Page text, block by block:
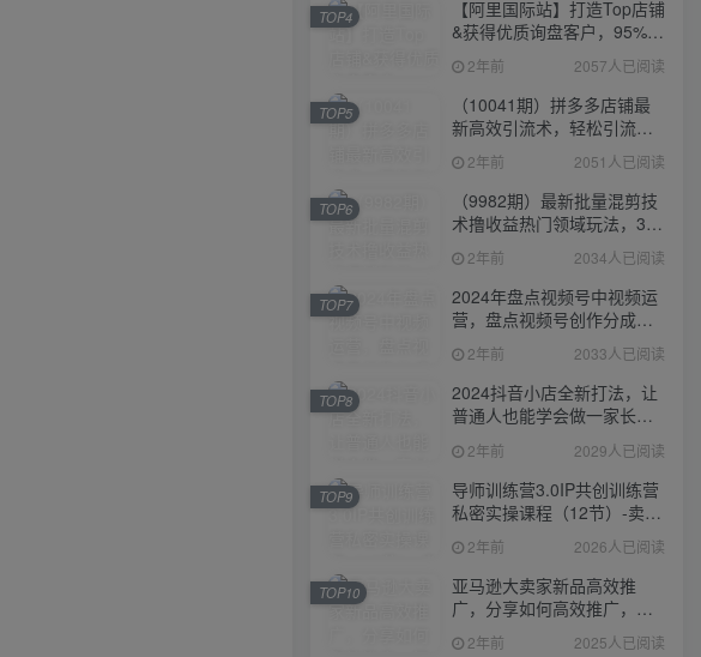
【阿里国际站】打造Top店铺
&获得优质询盘客户，​95%的
国际站讲师不会说的运营技
巧 2年前 2057人已阅读
TOP4
（10041期）拼多多店铺最
新高效引流术，轻松引流
400+创业粉，精准日变现五
位数！
2年前 2051人已阅读
TOP5
（9982期）最新批量混剪技
术撸收益热门领域玩法，3分
钟一条原创视频，轻松日入
1000＋
2年前 2034人已阅读
TOP6
2024年盘点视频号中视频运
营，盘点视频号创作分成计
划，快速过原创日入300+
2年前 2033人已阅读
TOP7
2024抖音小店全新打法，让
普通人也能学会做一家长久
稳定赚钱的抖店
2年前 2029人已阅读
TOP8
导师训练营3.0IP共创训练营
私密实操课程（12节）-卖项
目的密码成功秘诀
2年前 2026人已阅读
TOP9
亚马逊大卖家新品高效推
广，分享如何高效推广，打
造百万美金爆款单品
2年前 2025人已阅读
TOP10